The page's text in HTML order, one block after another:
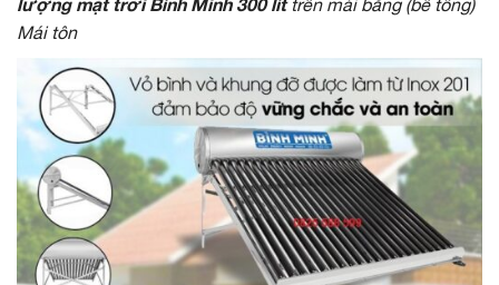
lượng mặt trời Bình Minh 300 líttrên mái bằng (bê tông)
Mái tôn